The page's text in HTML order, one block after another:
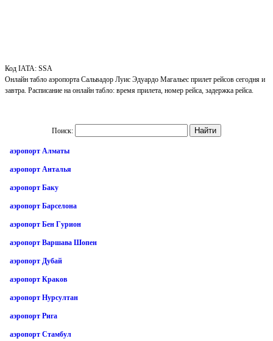
Код IATA: SSA
Онлайн табло аэропорта Сальвадор Луис Эдуардо Магальес прилет рейсов сегодня и
завтра. Расписание на онлайн табло: время прилета, номер рейса, задержка рейса.
Поиск:
аэропорт Алматы
аэропорт Анталья
аэропорт Баку
аэропорт Барселона
аэропорт Бен Гурион
аэропорт Варшава Шопен
аэропорт Дубай
аэропорт Краков
аэропорт Нурсултан
аэропорт Рига
аэропорт Стамбул